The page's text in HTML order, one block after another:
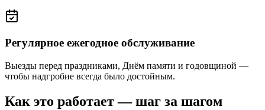
Регулярное ежегодное обслуживание
Выезды перед праздниками, Днём памяти и годовщиной —
чтобы надгробие всегда было достойным.
Как это работает — шаг за шагом